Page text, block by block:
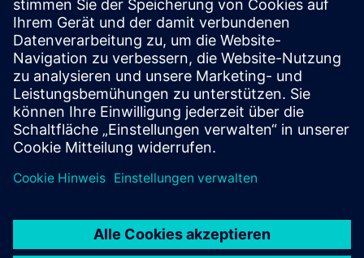
erster Stelle.Deshalb bemühen wir uns, Ihnen ein
attraktives Arbeitsumfeld mit einer Vielzahl attraktiver
Leistungen zu bieten. Dazu gehören interne
Weiterbildungsmöglichkeiten, Unterstützung für externe
Weiterbildungen, attraktive Urlaubs- und Sabbatical-
Optionen sowie Coaching- und
Karriereentwicklungsmöglichkeiten.